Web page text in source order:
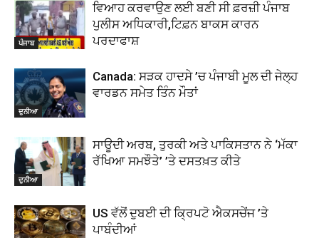
ਪੰਜਾਬ
ਵਿਆਹ ਕਰਵਾਉਣ ਲਈ ਬਣੀ ਸੀ ਫ਼ਰਜ਼ੀ ਪੰਜਾਬ
ਪੁਲੀਸ ਅਧਿਕਾਰੀ,ਟਿਫ਼ਨ ਬਾਕਸ ਕਾਰਨ
ਪਰਦਾਫਾਸ਼
ਦੁਨੀਆ
Canada: ਸੜਕ ਹਾਦਸੇ ’ਚ ਪੰਜਾਬੀ ਮੂਲ ਦੀ ਜੇਲ੍ਹ
ਵਾਰਡਨ ਸਮੇਤ ਤਿੰਨ ਮੌਤਾਂ
ਦੁਨੀਆ
ਸਾਊਦੀ ਅਰਬ, ਤੁਰਕੀ ਅਤੇ ਪਾਕਿਸਤਾਨ ਨੇ ‘ਮੱਕਾ
ਰੱਖਿਆ ਸਮਝੌਤੇ’ ’ਤੇ ਦਸਤਖ਼ਤ ਕੀਤੇ
US ਵੱਲੋਂ ਦੁਬਈ ਦੀ ਕ੍ਰਿਪਟੋ ਐਕਸਚੇਂਜ ’ਤੇ
ਪਾਬੰਦੀਆਂ